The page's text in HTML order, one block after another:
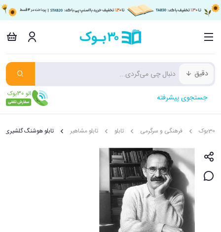
دقیق
جستجوی پیشرفته
30بوک فرهنگی و سرگرمی تابلو تابلو مشاهیر تابلو هوشنگ گلشیری 18*13 سانتی متر